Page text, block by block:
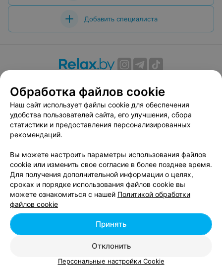
Добавить специалиста
Вакансии
Публичный договор
Способы оплаты
Публичный договор по использованию сервиса
«Афиша»
Пользовательское соглашение
Связаться по вопросам сотрудничества
Написать руководителю relax.by
Персональные настройки cookie
Обработка персональных данных
| 220012, Республика Беларусь, г. Минск,
улица Толбухина, 2, пом. 16 | info@relax.by
Обработка файлов cookie
Наш сайт использует файлы cookie для обеспечения
удобства пользователей сайта, его улучшения, сбора
статистики и предоставления персонализированных
рекомендаций.
Вы можете настроить параметры использования файлов
cookie или изменить свое согласие в более позднее время.
Для получения дополнительной информации о целях,
сроках и порядке использования файлов cookie вы
можете ознакомиться с нашей Политикой обработки
файлов cookie
Отклонить
Принять
Персональные настройки Cookie